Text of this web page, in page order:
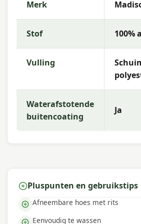
De vulling bestaat uit een mix
polyester fiberfill, wat zorgt
ondersteunend en luchtig
De hoes is gemaakt van 100%
UV-bestendig en
buitenlucht. Met een
blijft deManchester grijs
fris, zelfs bij blootstelling aan
onderhoud extra gemakkelijk
Onderhoudstips
Merk
Stof 100%
Vulling
Waterafstotende
buitencoating
Ja
Pluspunten en gebruikstips
Afneembare hoes met rits
Eenvoudig te wassen